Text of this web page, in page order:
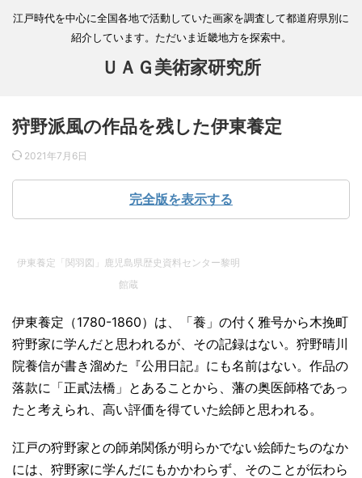
江戸時代を中心に全国各地で活動していた画家を調査して都道府県別に
紹介しています。ただいま近畿地方を探索中。
ＵＡＧ美術家研究所
狩野派風の作品を残した伊東養定
2021年7月6日
完全版を表示する
伊東養定「関羽図」鹿児島県歴史資料センター黎明
館蔵
伊東養定（1780-1860）は、「養」の付く雅号から木挽町
狩野家に学んだと思われるが、その記録はない。狩野晴川
院養信が書き溜めた『公用日記』にも名前はない。作品の
落款に「正貳法橋」とあることから、藩の奥医師格であっ
たと考えられ、高い評価を得ていた絵師と思われる。
江戸の狩野家との師弟関係が明らかでない絵師たちのなか
には、狩野家に学んだにもかかわらず、そのことが伝わら